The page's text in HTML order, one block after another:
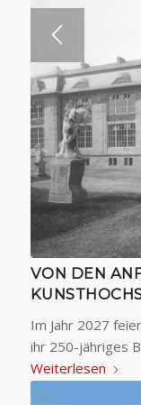
VON DEN
Im Jahr 2027
ihr 250-jähriges
Weiterlesen